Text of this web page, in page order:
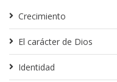
Crecimiento
El carácter de Dios
Identidad